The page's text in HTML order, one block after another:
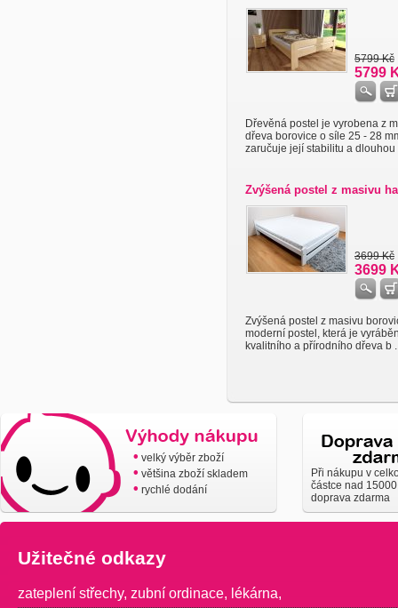
5799 Kč
5799
Dřevěná postel je vyrobena z
dřeva borovice o síle 25 - 28
zaručuje její stabilitu a dlouhou
Zvýšená postel z masivu
3699 Kč
3699
Zvýšená postel z masivu
moderní postel, která je
kvalitního a přírodního dřeva b
• velký výběr zboží
• většina zboží skladem
• rychlé dodání
Při nákupu v
částce nad
doprava zdarma
Užitečné odkazy
zateplení střechy, zubní ordinace, lékárna,